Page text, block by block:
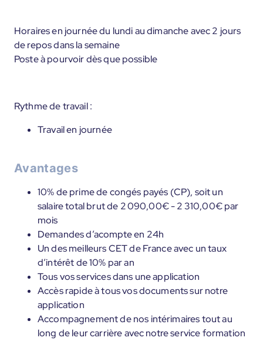
Horaires en journée du lundi au dimanche avec 2 jours
de repos dans la semaine
Poste à pourvoir dès que possible
Rythme de travail :
Travail en journée
Avantages
10% de prime de congés payés (CP), soit un
salaire total brut de 2 090,00€ - 2 310,00€ par
mois
Demandes d’acompte en 24h
Un des meilleurs CET de France avec un taux
d’intérêt de 10% par an
Tous vos services dans une application
Accès rapide à tous vos documents sur notre
application
Accompagnement de nos intérimaires tout au
long de leur carrière avec notre service formation